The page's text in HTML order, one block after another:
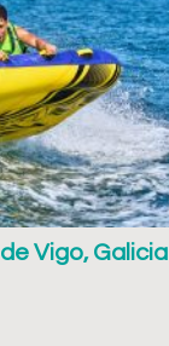
Vigo, Galicia